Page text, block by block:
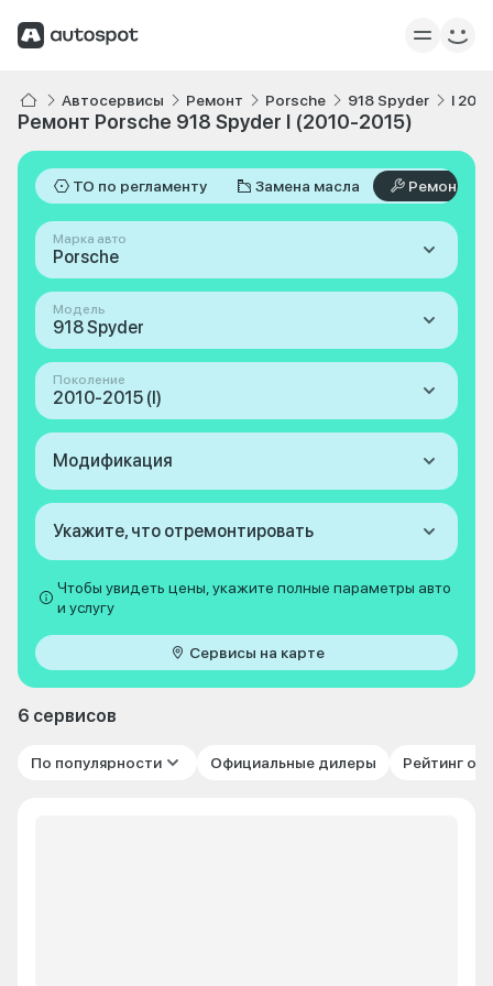
Автосервисы Ремонт Porsche 918 Spyder I
Ремонт Porsche 918 Spyder I (2010-2015)
ТО по регламенту Замена масла Ремонт
Марка авто
Porsche
Модель
918 Spyder
Поколение
2010-2015 (I)
Модификация
Укажите, что отремонтировать
Чтобы увидеть цены, укажите полные параметры авто
и услугу
Сервисы на карте
6 сервисов
По популярности Официальные дилеры Рейтинг